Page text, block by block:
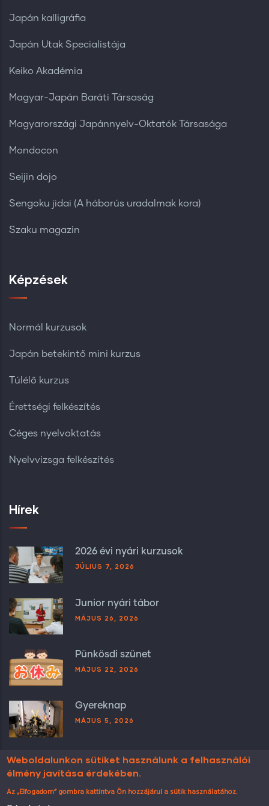
Japán kalligráfia
Japán Utak Specialistája
Keiko Akadémia
Magyar-Japán Baráti Társaság
Magyarországi Japánnyelv-Oktatók Társasága
Mondocon
Seijin dojo
Sengoku jidai (A háborús uradalmak kora)
Szaku magazin
Képzések
Normál kurzusok
Japán betekintő mini kurzus
Túlélő kurzus
Érettségi felkészítés
Céges nyelvoktatás
Nyelvvizsga felkészítés
Hírek
2026 évi nyári kurzusok
JÚLIUS 7, 2026
Junior nyári tábor
MÁJUS 26, 2026
Pünkösdi szünet
MÁJUS 22, 2026
Gyereknap
MÁJUS 5, 2026
Weboldalunkon sütiket használunk a felhasználói
élmény javítása érdekében.
Az „Elfogadom” gombra kattintva Ön hozzájárul a sütik használatához.